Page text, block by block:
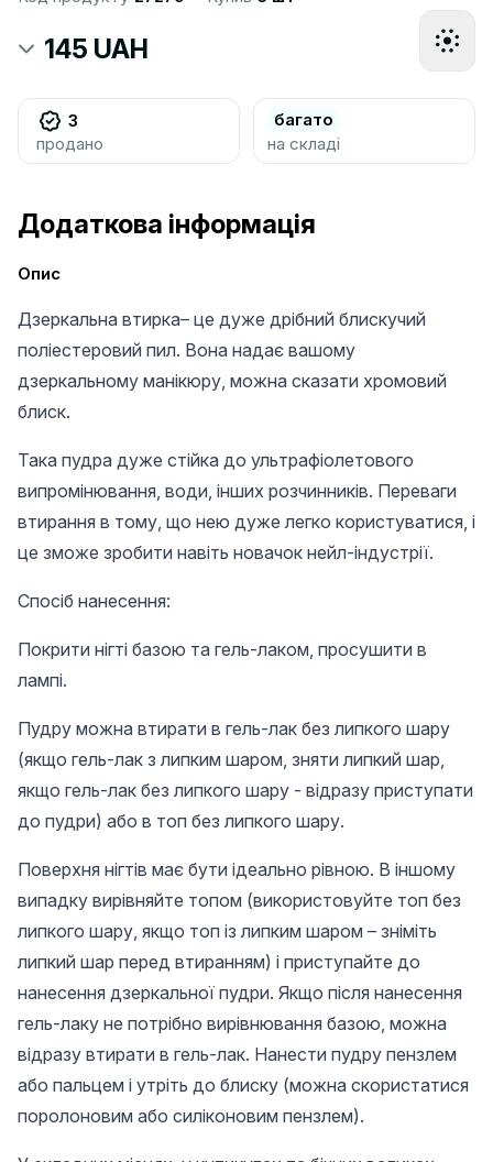
145 UAH
3
продано
багато
на складі
Додаткова інформація
Опис
Дзеркальна втирка– це дуже дрібний блискучий
поліестеровий пил. Вона надає вашому
дзеркальному манікюру, можна сказати хромовий
блиск.
Така пудра дуже стійка до ультрафіолетового
випромінювання, води, інших розчинників. Переваги
втирання в тому, що нею дуже легко користуватися, і
це зможе зробити навіть новачок нейл-індустрії.
Спосіб нанесення:
Покрити нігті базою та гель-лаком, просушити в
лампі.
Пудру можна втирати в гель-лак без липкого шару
(якщо гель-лак з липким шаром, зняти липкий шар,
якщо гель-лак без липкого шару - відразу приступати
до пудри) або в топ без липкого шару.
Поверхня нігтів має бути ідеально рівною. В іншому
випадку вирівняйте топом (використовуйте топ без
липкого шару, якщо топ із липким шаром – зніміть
липкий шар перед втиранням) і приступайте до
нанесення дзеркальної пудри. Якщо після нанесення
гель-лаку не потрібно вирівнювання базою, можна
відразу втирати в гель-лак. Нанести пудру пензлем
або пальцем і утріть до блиску (можна скористатися
поролоновим або силіконовим пензлем).